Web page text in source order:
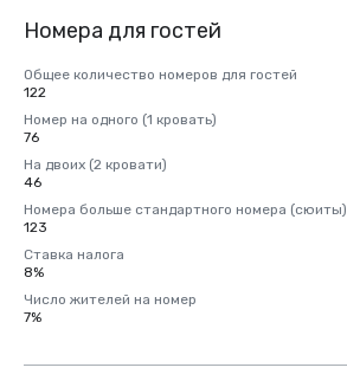
Номера для гостей
Общее количество номеров для гостей
122
Номер на одного (1 кровать)
76
На двоих (2 кровати)
46
Номера больше стандартного номера (сюиты)
123
Ставка налога
8%
Число жителей на номер
7%